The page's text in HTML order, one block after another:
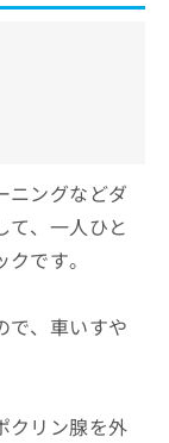
ニングなどダ
て、一人ひと
です。
で、車いすや
クリン腺を外